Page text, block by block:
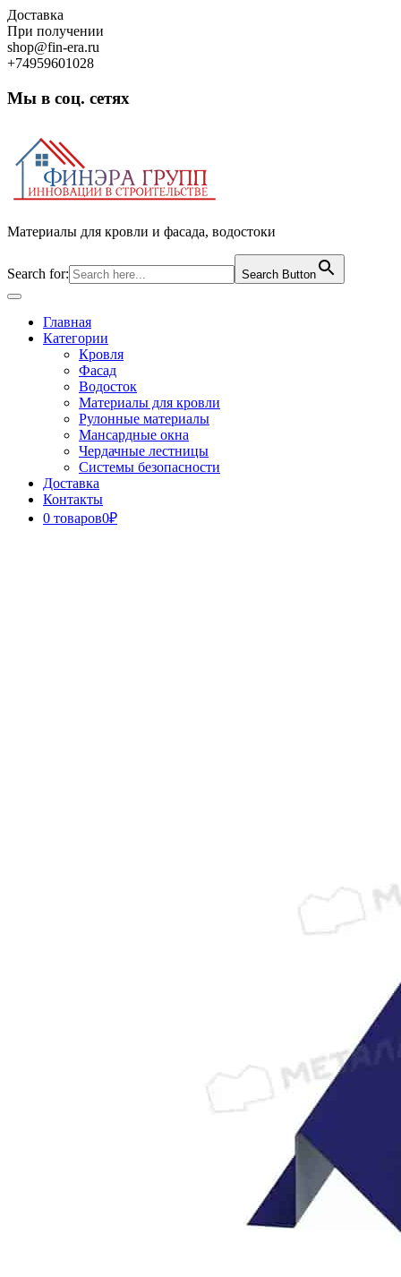
Skip
to
content
Доставка
При получении
shop@fin-era.ru
+74959601028
Мы в соц. сетях
Материалы для кровли и фасада, водостоки
Search for: Search Button
Open
ButtonГлавная
Категории
Кровля
Фасад
Водосток
Материалы для кровли
Рулонные материалы
Мансардные окна
Чердачные лестницы
Системы безопасности
Доставка
Контакты
0 товаров0₽